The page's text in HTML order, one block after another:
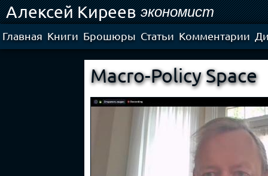
Алексей Киреев экономист
Главная Книги Брошюры Статьи Комментарии
Macro-Policy Space